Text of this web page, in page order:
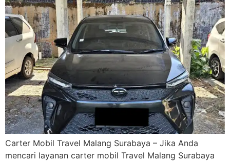
Carter Mobil Travel Malang Surabaya – Jika Anda
mencari layanan carter mobil Travel Malang Surabaya